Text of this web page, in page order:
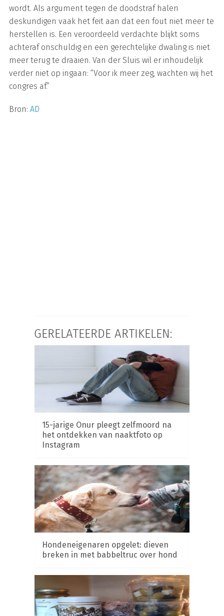
wordt. Als argument tegen de doodstraf halen
deskundigen vaak het feit aan dat een fout niet meer te
herstellen is. Een veroordeeld verdachte blijkt soms
achteraf onschuldig en een gerechtelijke dwaling is niet
meer terug te draaien. Van der Sluis wil er inhoudelijk
verder niet op ingaan: “Voor ik meer zeg, wachten wij het
congres af.”
Bron: AD
GERELATEERDE ARTIKELEN:
15-jarige Onur pleegt zelfmoord na
het ontdekken van naaktfoto op
Instagram
Hondeneigenaren opgelet: dieven
breken in met babbeltruc over hond